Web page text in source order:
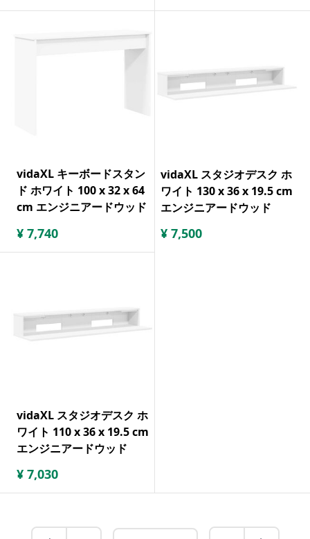
vidaXL キーボードスタン
ド ホワイト 100 x 32 x 64
cm エンジニアードウッド
¥ 7,740
vidaXL スタジオデスク ホ
ワイト 130 x 36 x 19.5 cm
エンジニアードウッド
¥ 7,500
vidaXL スタジオデスク ホ
ワイト 110 x 36 x 19.5 cm
エンジニアードウッド
¥ 7,030